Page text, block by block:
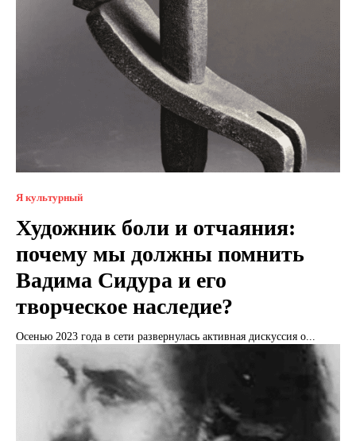
Я культурный
Художник боли и отчаяния:
почему мы должны помнить
Вадима Сидура и его
творческое наследие?
Осенью 2023 года в сети развернулась активная дискуссия о...